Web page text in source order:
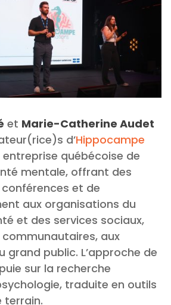
et Marie-Catherine Audet
d’Hippocampe
entreprise québécoise de
mentale, offrant des
et de
aux organisations du
et des services sociaux,
aux
grand public. L’approche de
sur la recherche
traduite en outils
terrain.